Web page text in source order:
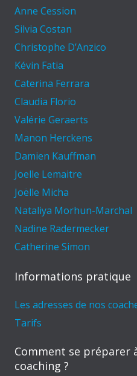
Anne Cession
Silvia Costan
Christophe D’Anzico
Kévin Fatia
Caterina Ferrara
Claudia Florio
Valérie Geraerts
Manon Herckens
Damien Kauffman
Joelle Lemaitre
Joëlle Micha
Nataliya Morhun-Marchal
Nadine Radermecker
Catherine Simon
Informations pratique
Les adresses de nos
Tarifs
Comment se préparer
coaching ?